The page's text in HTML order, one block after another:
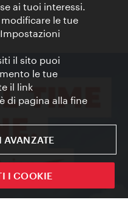
ai tuoi interessi.
le tue
il sito puoi
le tue
il link
di pagina alla fine
I COOKIE